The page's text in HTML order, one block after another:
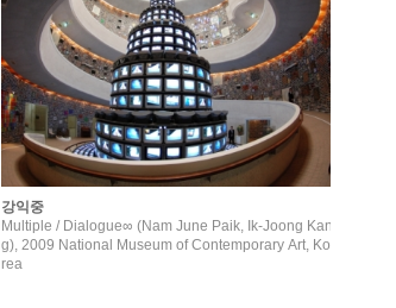
강익중
Multiple / Dialogue∞ (Nam June Paik, Ik-Joong Kan
g), 2009 National Museum of Contemporary Art, Ko
rea